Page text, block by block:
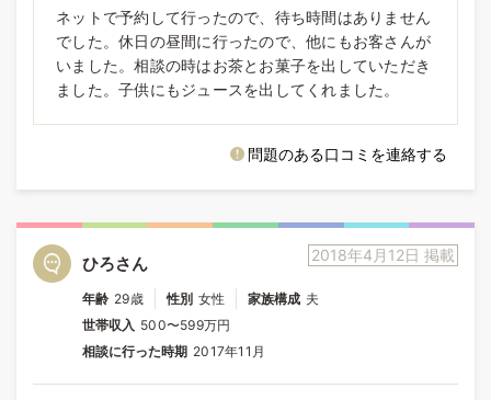
ネットで予約して行ったので、待ち時間はありません
でした。休日の昼間に行ったので、他にもお客さんが
いました。相談の時はお茶とお菓子を出していただき
ました。子供にもジュースを出してくれました。
問題のある口コミを連絡する
2018年4月12日 掲載
ひろさん
年齢 29歳 性別 女性 家族構成 夫
世帯収入 500〜599万円
相談に行った時期 2017年11月